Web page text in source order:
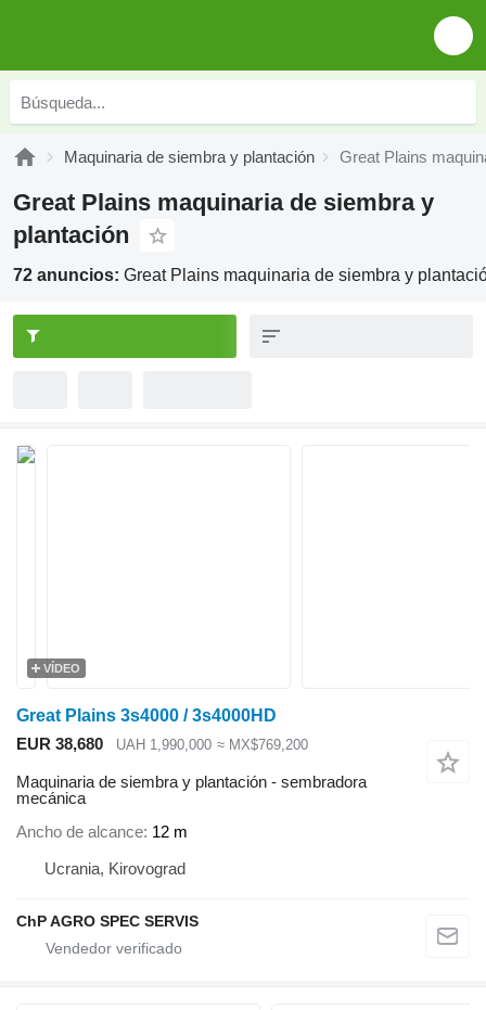
Maquinaria de siembra y plantación Great Plains
Great Plains maquinaria de siembra y
plantación
72 anuncios: Great Plains maquinaria de siembra y
VÍDEO
Great Plains 3s4000 / 3s4000HD
EUR 38,680
UAH 1,990,000 ≈ MX$769,200
Maquinaria de siembra y plantación - sembradora
mecánica
Ancho de alcance 12 m
Ucrania, Kirovograd
ChP AGRO SPEC SERVIS